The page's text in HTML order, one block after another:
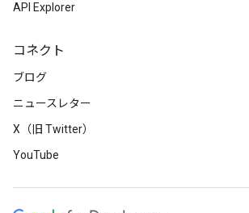
API Explorer
コネクト
ブログ
ニュースレター
X（旧 Twitter）
YouTube